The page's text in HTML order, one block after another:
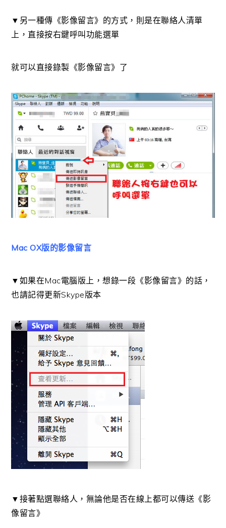
▼另一種傳《影像留言》的方式，則是在聯絡人清單
上，直接按右鍵呼叫功能選單
就可以直接錄製《影像留言》了
Mac OX版的影像留言
▼如果在Mac電腦版上，想錄一段《影像留言》的話，
也請記得更新Skype版本
▼接著點選聯絡人，無論他是否在線上都可以傳送《影
像留言》